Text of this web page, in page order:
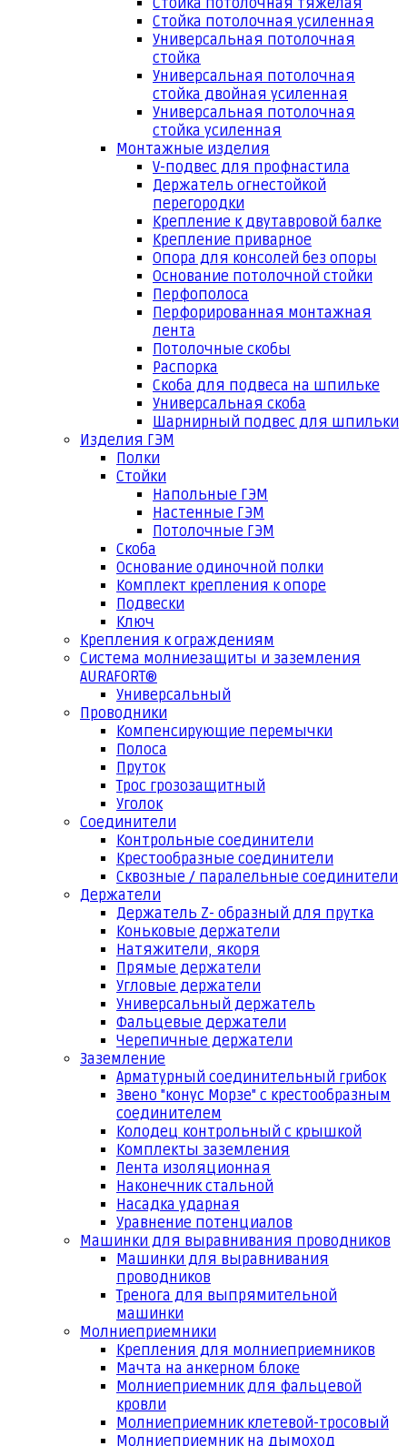
Стойка потолочная тяжелая
Стойка потолочная усиленная
Универсальная потолочная
стойка
Универсальная потолочная
стойка двойная усиленная
Универсальная потолочная
стойка усиленная
Монтажные изделия
V-подвес для профнастила
Держатель огнестойкой
перегородки
Крепление к двутавровой балке
Крепление приварное
Опора для консолей без опоры
Основание потолочной стойки
Перфополоса
Перфорированная монтажная
лента
Потолочные скобы
Распорка
Скоба для подвеса на шпильке
Универсальная скоба
Шарнирный подвес для шпильки
Изделия ГЭМ
Полки
Стойки
Напольные ГЭМ
Настенные ГЭМ
Потолочные ГЭМ
Скоба
Основание одиночной полки
Комплект крепления к опоре
Подвески
Ключ
Крепления к ограждениям
Система молниезащиты и заземления
AURAFORT®
Универсальный
Проводники
Компенсирующие перемычки
Полоса
Пруток
Трос грозозащитный
Уголок
Соединители
Контрольные соединители
Крестообразные соединители
Сквозные / паралельные соединители
Держатели
Держатель Z- образный для прутка
Коньковые держатели
Натяжители, якоря
Прямые держатели
Угловые держатели
Универсальный держатель
Фальцевые держатели
Черепичные держатели
Заземление
Арматурный соединительный грибок
Звено "конус Морзе" с крестообразным
соединителем
Колодец контрольный с крышкой
Комплекты заземления
Лента изоляционная
Наконечник стальной
Насадка ударная
Уравнение потенциалов
Машинки для выравнивания проводников
Машинки для выравнивания
проводников
Тренога для выпрямительной
машинки
Молниеприемники
Крепления для молниеприемников
Мачта на анкерном блоке
Молниеприемник для фальцевой
кровли
Молниеприемник клетевой-тросовый
Молниеприемник на дымоход